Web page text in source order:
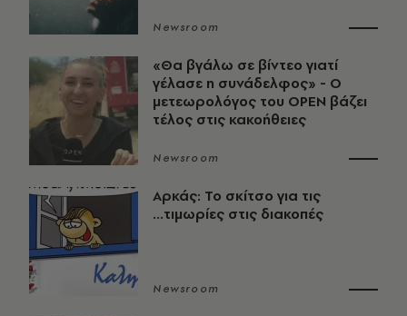
Newsroom
«Θα βγάλω σε βίντεο γιατί
γέλασε η συνάδελφος» - Ο
μετεωρολόγος του OPEN βάζει
τέλος στις κακοήθειες
Newsroom
Αρκάς: Το σκίτσο για τις
...τιμωρίες στις διακοπές
Newsroom